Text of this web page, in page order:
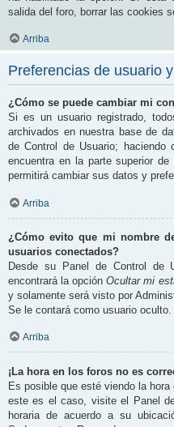
salida del foro, borrar las cookies
Arriba
Preferencias de usuario
¿Cómo se puede cambiar mi
Si es un usuario registrado,
archivados en nuestra base de
de Control de Usuario;
encuentra en la parte superior
permitirá cambiar sus datos y
Arriba
¿Cómo evito que mi nombre
usuarios conectados?
Desde su Panel de Control de
encontrará la opciónOcultar mi
y solamente será visto por
Se le contará como usuario oculto.
Arriba
¡La hora en los foros no es
Es posible que esté viendo la
este es el caso, visite el Panel
horaria de acuerdo a su